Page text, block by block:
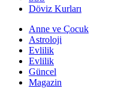
Döviz Kurları
Anne ve Çocuk
Astroloji
Evlilik
Evlilik
Güncel
Magazin